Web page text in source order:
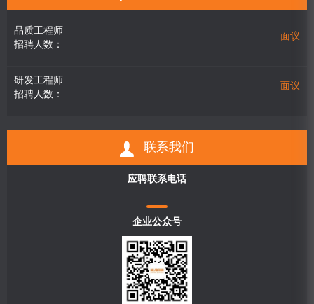
品质工程师
招聘人数：
面议
研发工程师
招聘人数：
面议
联系我们
应聘联系电话
企业公众号